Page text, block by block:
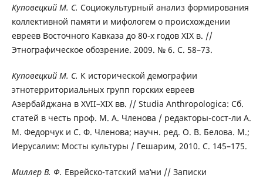
Куповецкий М. С. Социокультурный анализ формирования
коллективной памяти и мифологем о происхождении
евреев Восточного Кавказа до 80-х годов XIX в. //
Этнографическое обозрение. 2009. № 6. С. 58–73.
Куповецкий М. С. К исторической демографии
этнотерриториальных групп горских евреев
Азербайджана в XVII–XIX вв. // Studia Anthropologica: Сб.
статей в честь проф. М. А. Членова / редакторы-сост-ли А.
М. Федорчук и С. Ф. Членова; научн. ред. О. В. Белова. М.;
Иерусалим: Мосты культуры / Гешарим, 2010. С. 145–175.
Миллер В. Ф. Еврейско-татский ма‛ни // Записки